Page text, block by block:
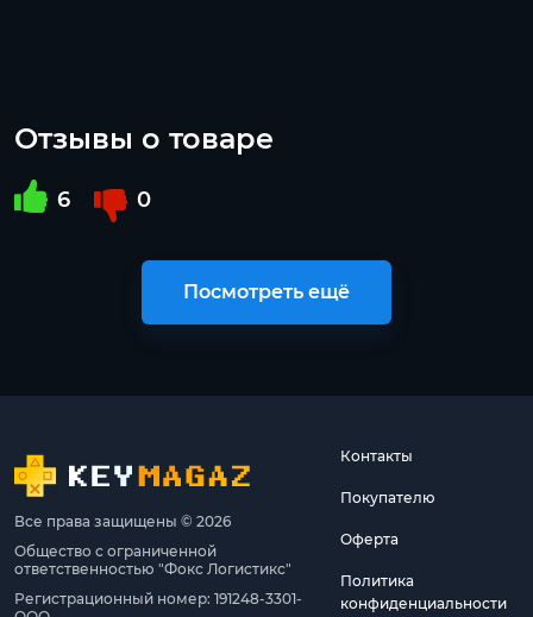
Отзывы о товаре
6 0
Посмотреть ещё
Все права защищены © 2026
Общество с ограниченной
ответственностью "Фокс Логистикс"
Регистрационный номер: 191248-3301-
Контакты
Покупателю
Оферта
Политика
конфиденциальности